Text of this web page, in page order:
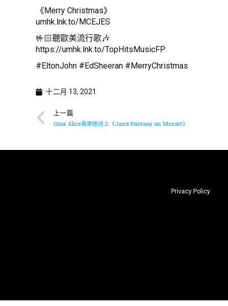
《Merry Christmas》
umhk.lnk.to/MCEJES
🤟🏻聽歐美流行歌🎶
https://umhk.lnk.to/TopHitsMusicFP
#EltonJohn #EdSheeran #MerryChristmas
十二月 13, 2021
上一篇
Gina Alice為樂迷送上《Jazz Fantasy on Mozart》
Privacy Policy